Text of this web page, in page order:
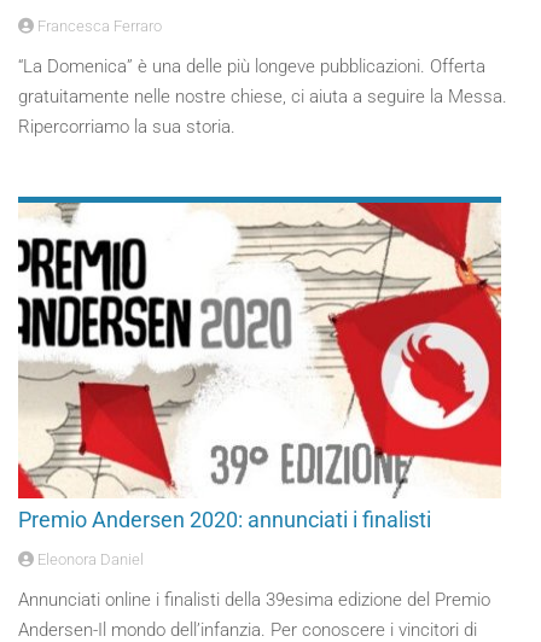
Francesca Ferraro
“La Domenica” è una delle più longeve pubblicazioni. Offerta
gratuitamente nelle nostre chiese, ci aiuta a seguire la Messa.
Ripercorriamo la sua storia.
Premio Andersen 2020: annunciati i finalisti
Eleonora Daniel
Annunciati online i finalisti della 39esima edizione del Premio
Andersen-Il mondo dell’infanzia. Per conoscere i vincitori di